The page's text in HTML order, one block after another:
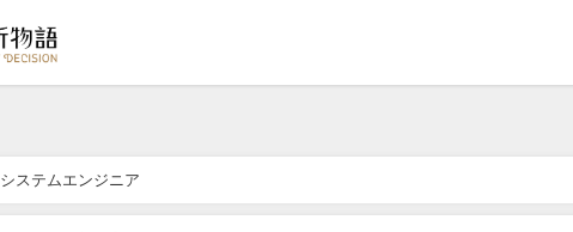
システムエンジニア